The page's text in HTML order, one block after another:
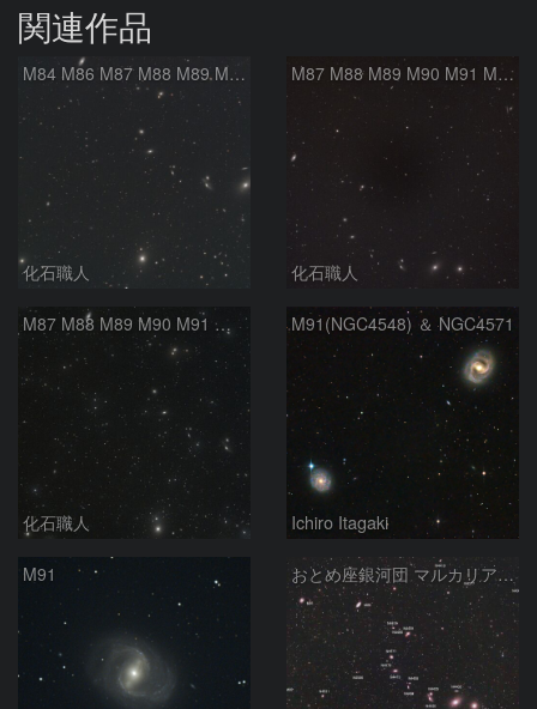
関連作品
M84 M86 M87 M88 M89 M90 M91 マルカリアンの銀河鎖 おとめ座 かみのけ座
化石職人
M87 M88 M89 M90 M91 M100 マルカリアンの銀河鎖 おとめ座 かみのけ座
化石職人
M87 M88 M89 M90 M91 マルカリアンの銀河鎖 おとめ座 かみのけ座
化石職人
M91(NGC4548) ＆ NGC4571
Ichiro Itagaki
M91 おとめ座銀河団 マルカリアンチェーン (2)